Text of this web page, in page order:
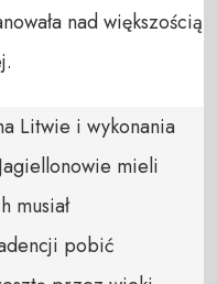
nad większością
Litwie i wykonania
mieli
musiał
pobić